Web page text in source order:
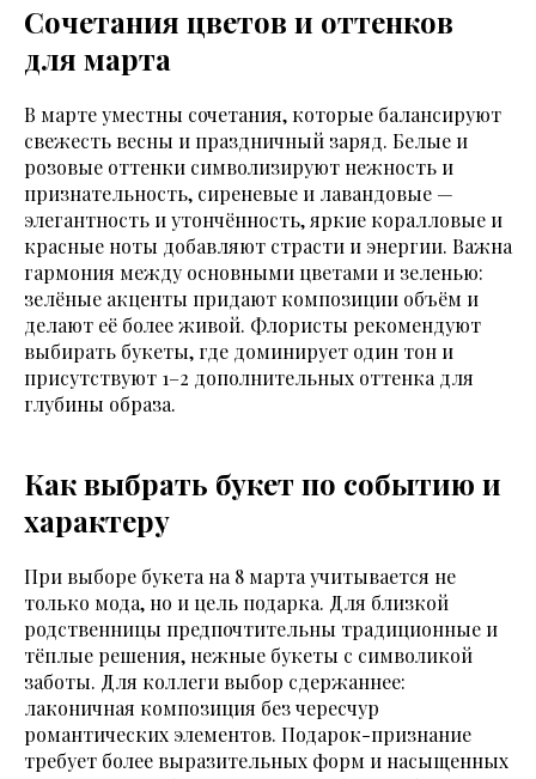
Сочетания цветов и оттенков
для марта
В марте уместны сочетания, которые балансируют
свежесть весны и праздничный заряд. Белые и
розовые оттенки символизируют нежность и
признательность, сиреневые и лавандовые —
элегантность и утончённость, яркие коралловые и
красные ноты добавляют страсти и энергии. Важна
гармония между основными цветами и зеленью:
зелёные акценты придают композиции объём и
делают её более живой. Флористы рекомендуют
выбирать букеты, где доминирует один тон и
присутствуют 1–2 дополнительных оттенка для
глубины образа.
Как выбрать букет по событию и
характеру
При выборе букета на 8 марта учитывается не
только мода, но и цель подарка. Для близкой
родственницы предпочтительны традиционные и
тёплые решения, нежные букеты с символикой
заботы. Для коллеги выбор сдержаннее:
лаконичная композиция без чересчур
романтических элементов. Подарок-признание
требует более выразительных форм и насыщенных